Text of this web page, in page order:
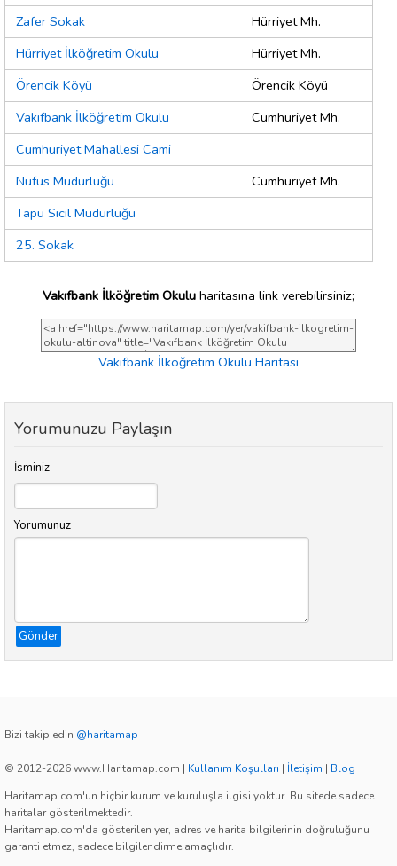
Zafer Sokak
Hürriyet Mh.
Hürriyet İlköğretim Okulu
Hürriyet Mh.
Örencik Köyü
Örencik Köyü
Vakıfbank İlköğretim Okulu
Cumhuriyet Mh.
Cumhuriyet Mahallesi Cami
Nüfus Müdürlüğü
Cumhuriyet Mh.
Tapu Sicil Müdürlüğü
25. Sokak
Vakıfbank İlköğretim Okulu haritasına link verebilirsiniz;
Vakıfbank İlköğretim Okulu Haritası
Yorumunuzu Paylaşın
İsminiz
Yorumunuz
Gönder
Bizi takip edin @haritamap
© 2012-2026 www.Haritamap.com | Kullanım Koşulları | İletişim | Blog
Haritamap.com'un hiçbir kurum ve kuruluşla ilgisi yoktur. Bu sitede sadece
haritalar gösterilmektedir.
Haritamap.com'da gösterilen yer, adres ve harita bilgilerinin doğruluğunu
garanti etmez, sadece bilgilendirme amaçlıdır.